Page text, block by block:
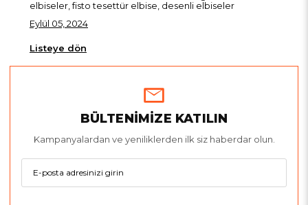
elbiseler, fisto tesettür elbise, desenli elbiseler
Eylül 05, 2024
Listeye dön
BÜLTENİMİZE KATILIN
Kampanyalardan ve yeniliklerden ilk siz haberdar olun.